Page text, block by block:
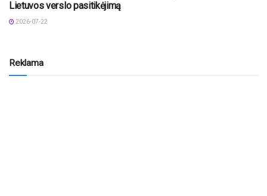
Lietuvos verslo pasitikėjimą
2026-07-22
Reklama